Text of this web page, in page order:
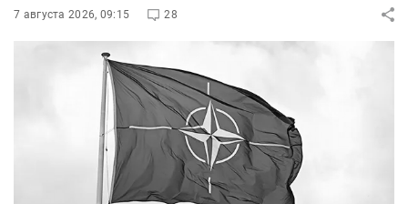
7 августа 2026, 09:15 28